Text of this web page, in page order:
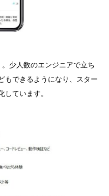
少人数のエンジニアで立ち
もできるようになり、スター
しています。